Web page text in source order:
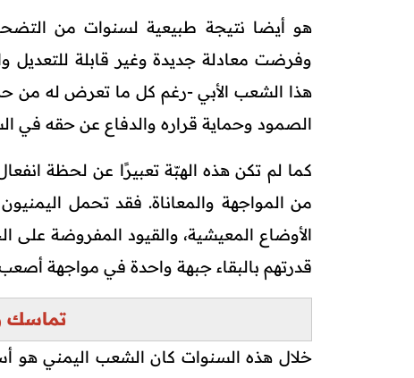
هو أيضا نتيجة طبيعية لسنوات من
وفرضت معادلة جديدة وغير قابلة للتعديل
هذا الشعب الأبي -رغم كل ما تعرض له من
الصمود وحماية قراره والدفاع عن حقه في
كما لم تكن هذه الهبّة تعبيرًا عن لحظة
من المواجهة والمعاناة. فقد تحمل اليمنيون
الأوضاع المعيشية، والقيود المفروضة على
قدرتهم بالبقاء جبهة واحدة في مواجهة
تماسك
خلال هذه السنوات كان الشعب اليمني هو